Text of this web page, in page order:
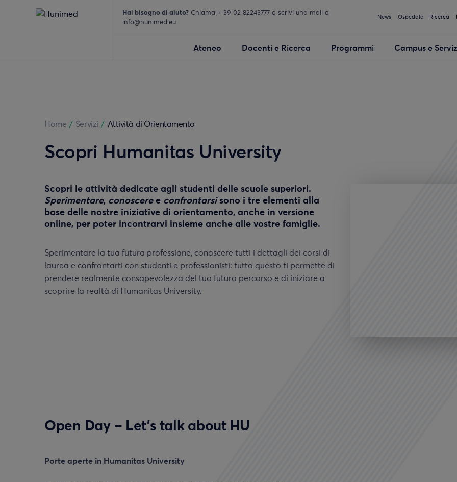
Hai bisogno di aiuto? Chiama + 39 02 82243777 o scrivi una mail a
info@hunimed.eu
News Ospedale Ricerca
Ateneo Docenti e Ricerca Programmi Campus e
Home / Servizi / Attività di Orientamento
Scopri Humanitas University
Scopri le attività dedicate agli studenti delle scuole superiori.
Sperimentare, conosceree confrontarsisono i tre elementi alla
base delle nostre iniziative di orientamento, anche in versione
online, per poter incontrarvi insieme anche alle vostre famiglie.
Sperimentare la tua futura professione, conoscere tutti i dettagli dei corsi di
laurea e confrontarti con studenti e professionisti: tutto questo ti permette di
prendere realmente consapevolezza del tuo futuro percorso e di iniziare a
scoprire la realtà di Humanitas University.
Open Day – Let’s talk about HU
Porte aperte in Humanitas University